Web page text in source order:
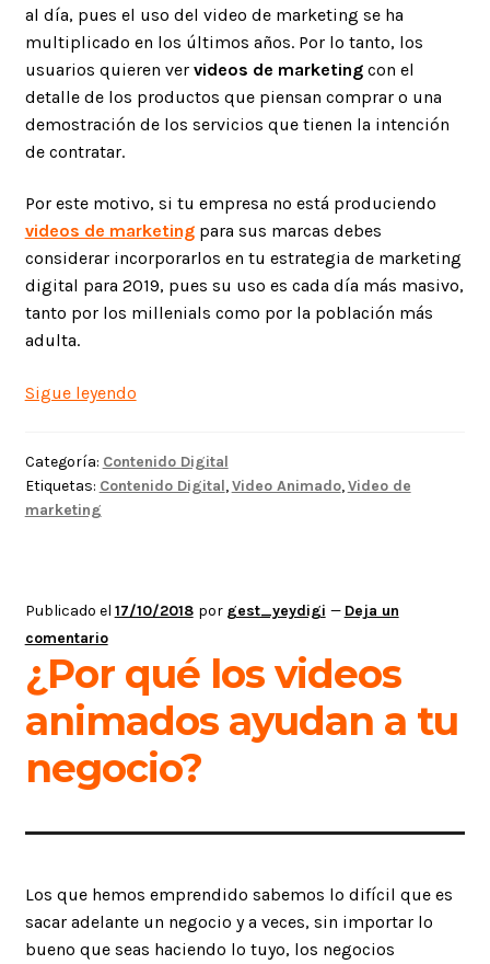
al día, pues el uso del video de marketing se ha
multiplicado en los últimos años. Por lo tanto, los
usuarios quieren ver videos de marketingcon el
detalle de los productos que piensan comprar o una
demostración de los servicios que tienen la intención
de contratar.
Por este motivo, si tu empresa no está produciendo
videos de marketingpara sus marcas debes
considerar incorporarlos en tu estrategia de marketing
digital para 2019, pues su uso es cada día más masivo,
tanto por los millenials como por la población más
adulta.
Sigue leyendo9
usar
2019
Categoría: Contenido Digital
Etiquetas: Contenido Digital,Video Animado,Video de
marketing
Publicado el 17/10/2018 por gest_yeydigi — Deja un
comentario
¿Por qué los videos
animados ayudan a tu
negocio?
Los que hemos emprendido sabemos lo difícil que es
sacar adelante un negocio y a veces, sin importar lo
bueno que seas haciendo lo tuyo, los negocios